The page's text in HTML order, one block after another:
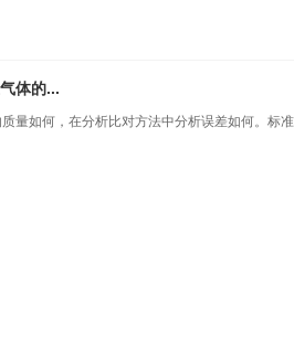
体的...
量如何，在分析比对方法中分析误差如何。标